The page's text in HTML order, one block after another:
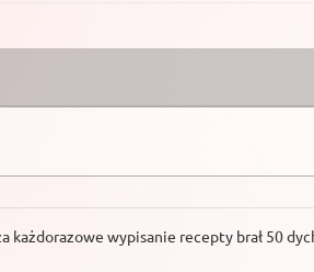
każdorazowe wypisanie recepty brał 50